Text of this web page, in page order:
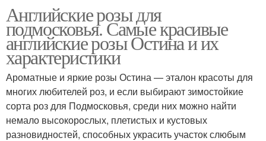
Английские розы для
подмосковья. Самые красивые
английские розы Остина и их
характеристики
Ароматные и яркие розы Остина — эталон красоты для
многих любителей роз, и если выбирают зимостойкие
сорта роз для Подмосковья, среди них можно найти
немало высокорослых, плетистых и кустовых
разновидностей, способных украсить участок слюбым